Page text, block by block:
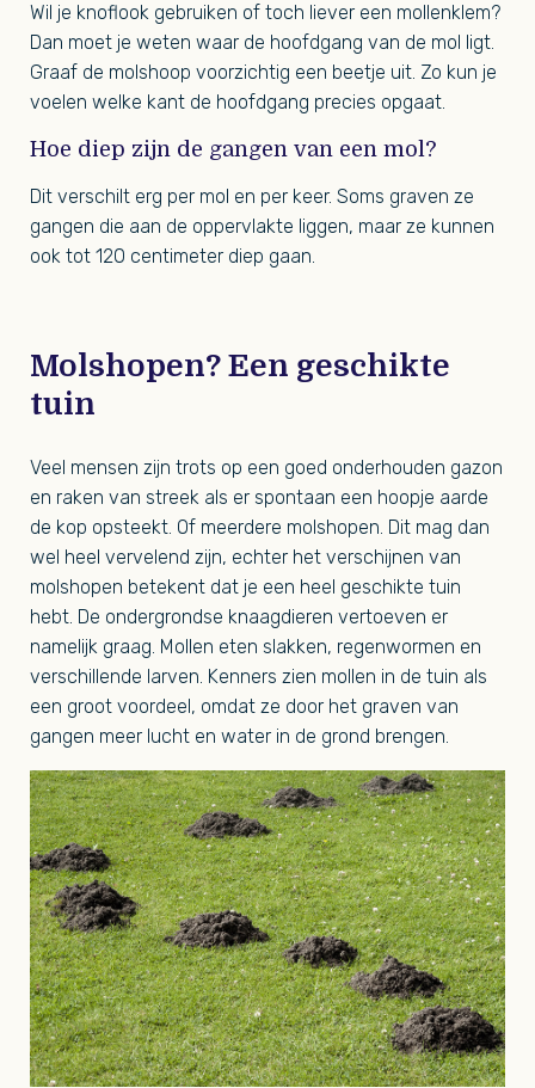
Wil je knoflook gebruiken of toch liever een mollenklem?
Dan moet je weten waar de hoofdgang van de mol ligt.
Graaf de molshoop voorzichtig een beetje uit. Zo kun je
voelen welke kant de hoofdgang precies opgaat.
Hoe diep zijn de gangen van een mol?
Dit verschilt erg per mol en per keer. Soms graven ze
gangen die aan de oppervlakte liggen, maar ze kunnen
ook tot 120 centimeter diep gaan.
Molshopen? Een geschikte
tuin
Veel mensen zijn trots op een goed onderhouden gazon
en raken van streek als er spontaan een hoopje aarde
de kop opsteekt. Of meerdere molshopen. Dit mag dan
wel heel vervelend zijn, echter het verschijnen van
molshopen betekent dat je een heel geschikte tuin
hebt. De ondergrondse knaagdieren vertoeven er
namelijk graag. Mollen eten slakken, regenwormen en
verschillende larven. Kenners zien mollen in de tuin als
een groot voordeel, omdat ze door het graven van
gangen meer lucht en water in de grond brengen.